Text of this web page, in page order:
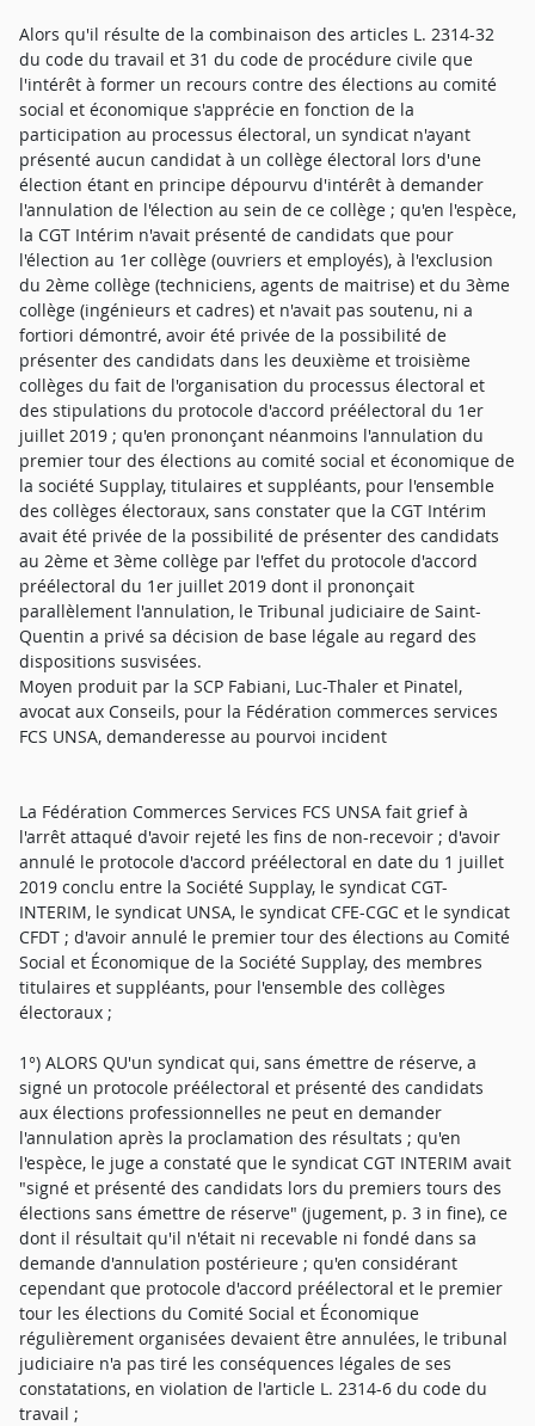
Alors qu'il résulte de la combinaison des articles L. 2314-32
du code du travail et 31 du code de procédure civile que
l'intérêt à former un recours contre des élections au comité
social et économique s'apprécie en fonction de la
participation au processus électoral, un syndicat n'ayant
présenté aucun candidat à un collège électoral lors d'une
élection étant en principe dépourvu d'intérêt à demander
l'annulation de l'élection au sein de ce collège ; qu'en l'espèce,
la CGT Intérim n'avait présenté de candidats que pour
l'élection au 1er collège (ouvriers et employés), à l'exclusion
du 2ème collège (techniciens, agents de maitrise) et du 3ème
collège (ingénieurs et cadres) et n'avait pas soutenu, ni a
fortiori démontré, avoir été privée de la possibilité de
présenter des candidats dans les deuxième et troisième
collèges du fait de l'organisation du processus électoral et
des stipulations du protocole d'accord préélectoral du 1er
juillet 2019 ; qu'en prononçant néanmoins l'annulation du
premier tour des élections au comité social et économique de
la société Supplay, titulaires et suppléants, pour l'ensemble
des collèges électoraux, sans constater que la CGT Intérim
avait été privée de la possibilité de présenter des candidats
au 2ème et 3ème collège par l'effet du protocole d'accord
préélectoral du 1er juillet 2019 dont il prononçait
parallèlement l'annulation, le Tribunal judiciaire de Saint-
Quentin a privé sa décision de base légale au regard des
dispositions susvisées.
Moyen produit par la SCP Fabiani, Luc-Thaler et Pinatel,
avocat aux Conseils, pour la Fédération commerces services
FCS UNSA, demanderesse au pourvoi incident
La Fédération Commerces Services FCS UNSA fait grief à
l'arrêt attaqué d'avoir rejeté les fins de non-recevoir ; d'avoir
annulé le protocole d'accord préélectoral en date du 1 juillet
2019 conclu entre la Société Supplay, le syndicat CGT-
INTERIM, le syndicat UNSA, le syndicat CFE-CGC et le syndicat
CFDT ; d'avoir annulé le premier tour des élections au Comité
Social et Économique de la Société Supplay, des membres
titulaires et suppléants, pour l'ensemble des collèges
électoraux ;
1°) ALORS QU'un syndicat qui, sans émettre de réserve, a
signé un protocole préélectoral et présenté des candidats
aux élections professionnelles ne peut en demander
l'annulation après la proclamation des résultats ; qu'en
l'espèce, le juge a constaté que le syndicat CGT INTERIM avait
"signé et présenté des candidats lors du premiers tours des
élections sans émettre de réserve" (jugement, p. 3 in fine), ce
dont il résultait qu'il n'était ni recevable ni fondé dans sa
demande d'annulation postérieure ; qu'en considérant
cependant que protocole d'accord préélectoral et le premier
tour les élections du Comité Social et Économique
régulièrement organisées devaient être annulées, le tribunal
judiciaire n'a pas tiré les conséquences légales de ses
constatations, en violation de l'article L. 2314-6 du code du
travail ;